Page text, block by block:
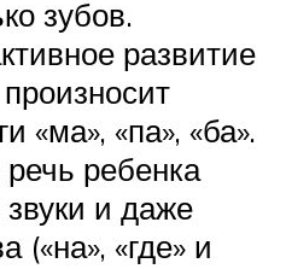
зубов.
развитие
«ма», «па», «ба».
ребенка
и даже
(«на», «где» и